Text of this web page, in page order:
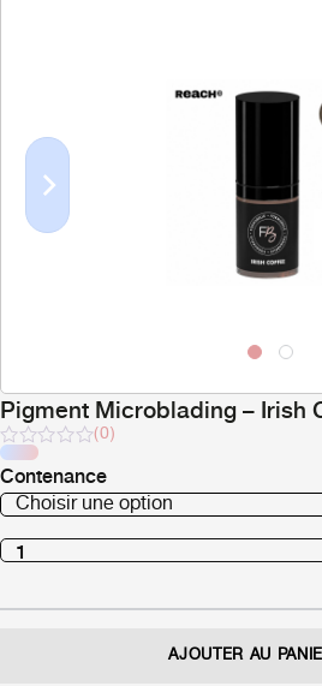
Previous
Pigment Microblading – Irish
Note
sur
5
(0)
Contenance
AJOUTER AU